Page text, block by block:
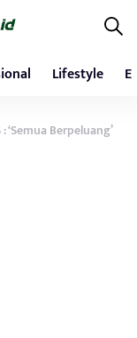
Lifestyle
Berpeluang’